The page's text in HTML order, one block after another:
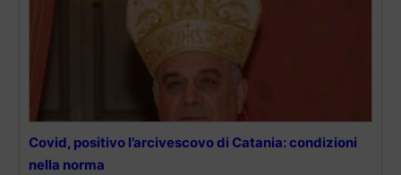
Covid, positivo l’arcivescovo di Catania: condizioni
nella norma